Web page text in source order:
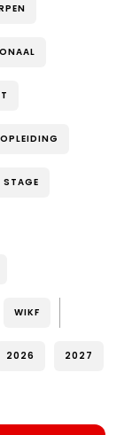
STAGE
WIKF
2026 2027